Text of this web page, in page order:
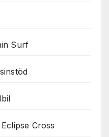
Surf
Cross